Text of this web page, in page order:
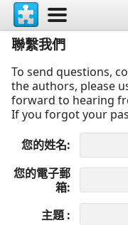
聯繫我們
To send questions,
the authors, please
forward to hearing
If you forgot your
您的姓名
您的電子郵
箱
主題